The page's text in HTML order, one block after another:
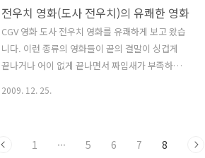
전우치 영화(도사 전우치)의 유쾌한 영화
CGV 영화 도사 전우치 영화를 유쾌하게 보고 왔습
니다. 이런 종류의 영화들이 끝의 결말이 싱겁게
끝나거나 어이 없게 끝나면서 짜임새가 부족하기
는 느낌을 받았습니다. 영화를 보러 가기전에 코믹
2009. 12. 25.
1 ··· 5 6 7 8